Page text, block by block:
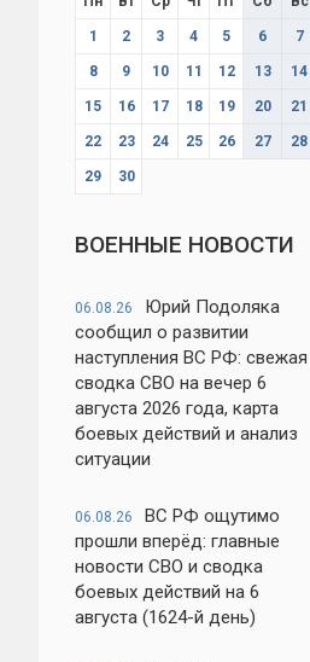
1 2 3 4 5 6 7
8 9 10 11 12 13 14
15 16 17 18 19 20 21
22 23 24 25 26 27 28
29 30
ВОЕННЫЕ НОВОСТИ
06.08.26
Юрий Подоляка
сообщил о развитии
наступления ВС РФ: свежая
сводка СВО на вечер 6
августа 2026 года, карта
боевых действий и анализ
ситуации
06.08.26
ВС РФ ощутимо
прошли вперёд: главные
новости СВО и сводка
боевых действий на 6
августа (1624-й день)